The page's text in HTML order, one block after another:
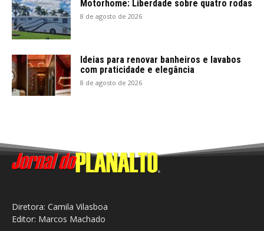
Motorhome: Liberdade sobre quatro rodas
8 de agosto de 2026
Ideias para renovar banheiros e lavabos
com praticidade e elegância
8 de agosto de 2026
Diretora: Camila Vilasboa
Editor: Marcos Machado